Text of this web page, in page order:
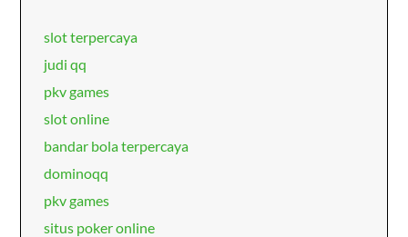
slot terpercaya
judi qq
pkv games
slot online
bandar bola terpercaya
dominoqq
pkv games
situs poker online